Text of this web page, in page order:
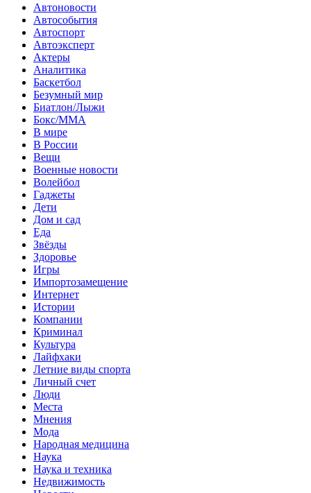
Автоновости
Автособытия
Автоспорт
Автоэксперт
Актеры
Аналитика
Баскетбол
Безумный мир
Биатлон/Лыжи
Бокс/MMA
В мире
В России
Вещи
Военные новости
Волейбол
Гаджеты
Дети
Дом и сад
Еда
Звёзды
Здоровье
Игры
Импортозамещение
Интернет
Истории
Компании
Криминал
Культура
Лайфхаки
Летние виды спорта
Личный счет
Люди
Места
Мнения
Мода
Народная медицина
Наука
Наука и техника
Недвижимость